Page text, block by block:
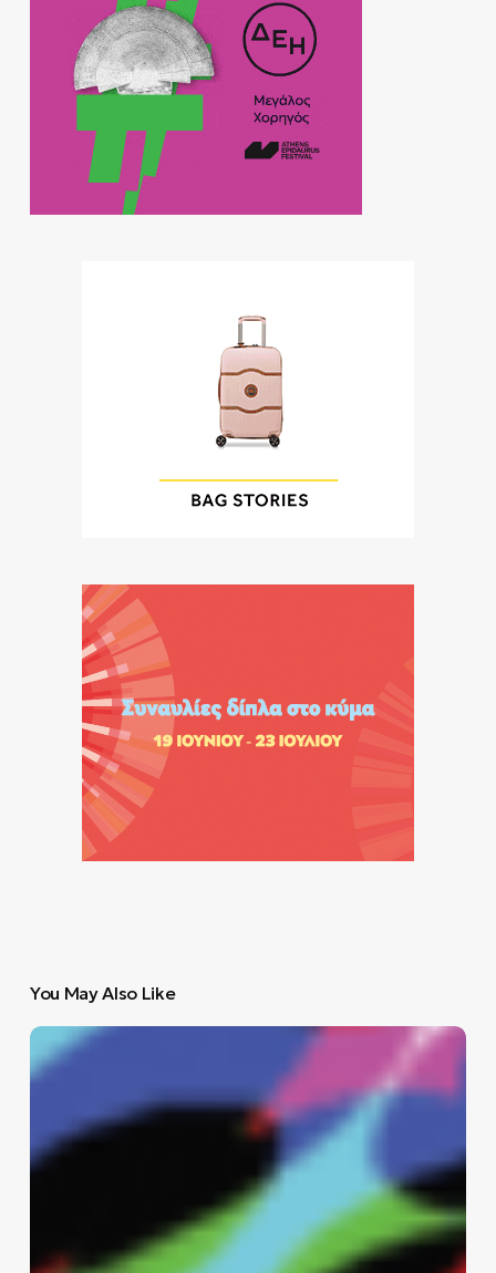
You May Also Like
LSD:
το
το
ποδήλατο
την